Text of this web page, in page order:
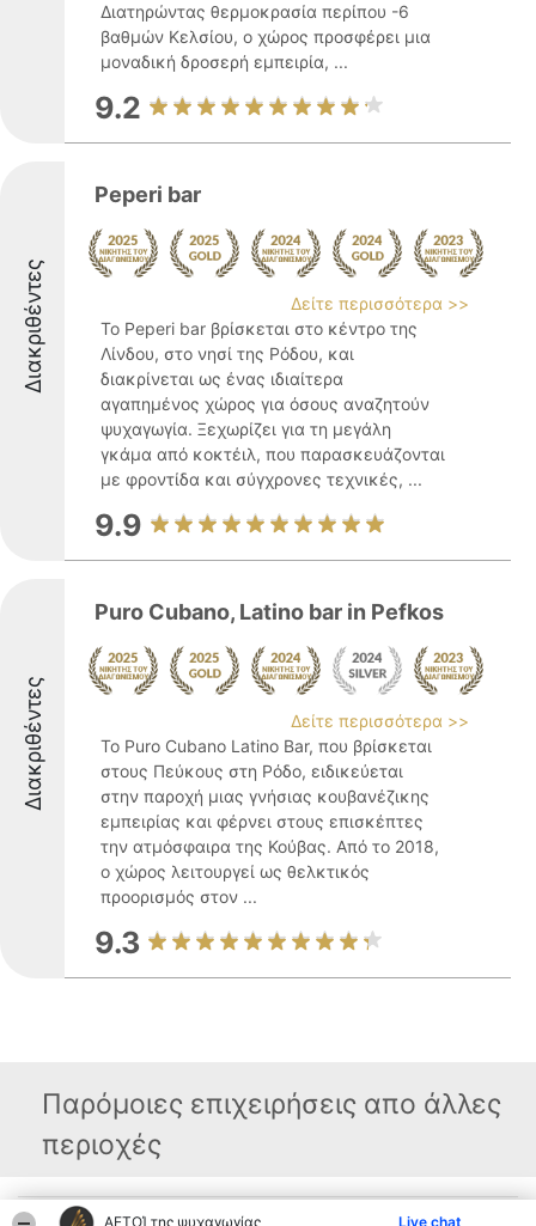
ΑΕΤΟΊ της ψυχαγωγίας Live chat
Διατηρώντας θερμοκρασία περίπου -6
βαθμών Κελσίου, ο χώρος προσφέρει μια
μοναδική δροσερή εμπειρία, ...
9.2
Διακριθέντες
Peperi bar
Δείτε περισσότερα >>
Το Peperi bar βρίσκεται στο κέντρο της
Λίνδου, στο νησί της Ρόδου, και
διακρίνεται ως ένας ιδιαίτερα
αγαπημένος χώρος για όσους αναζητούν
ψυχαγωγία. Ξεχωρίζει για τη μεγάλη
γκάμα από κοκτέιλ, που παρασκευάζονται
με φροντίδα και σύγχρονες τεχνικές, ...
9.9
Διακριθέντες
Puro Cubano, Latino bar in Pefkos
Δείτε περισσότερα >>
Το Puro Cubano Latino Bar, που βρίσκεται
στους Πεύκους στη Ρόδο, ειδικεύεται
στην παροχή μιας γνήσιας κουβανέζικης
εμπειρίας και φέρνει στους επισκέπτες
την ατμόσφαιρα της Κούβας. Από το 2018,
ο χώρος λειτουργεί ως θελκτικός
προορισμός στον ...
9.3
Παρόμοιες επιχειρήσεις απο άλλες
περιοχές